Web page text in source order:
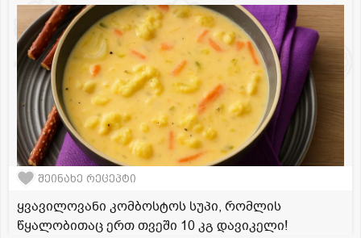
შეინახე რეცეპტი
ყვავილოვანი კომბოსტოს სუპი, რომლის
წყალობითაც ერთ თვეში 10 კგ დავიკელი!